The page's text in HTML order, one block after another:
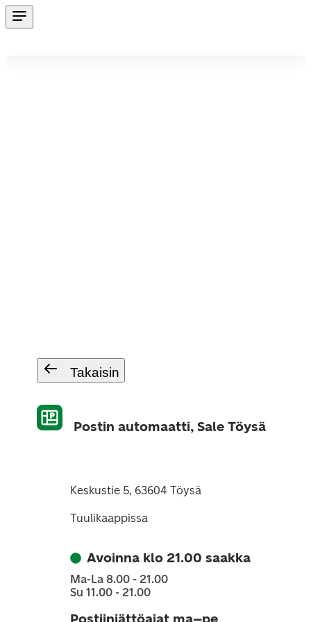
Takaisin
Postin automaatti, Sale Töysä
Keskustie 5, 63604 Töysä
Tuulikaappissa
Avoinna klo 21.00 saakka
Ma-La 8.00 - 21.00
Su 11.00 - 21.00